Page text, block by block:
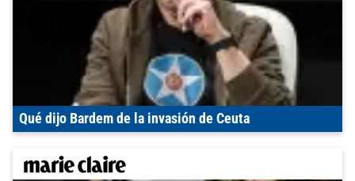
Qué dijo Bardem de la invasión de Ceuta